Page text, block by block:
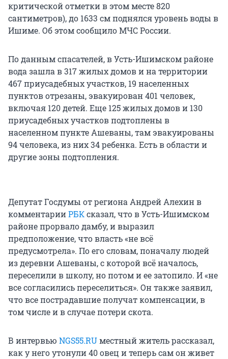
критической отметки в этом месте 820
сантиметров), до 1633 см поднялся уровень воды в
Ишиме. Об этом сообщило МЧС России.
По данным спасателей, в Усть-Ишимском районе
вода зашла в 317 жилых домов и на территории
467 приусадебных участков, 19 населенных
пунктов отрезаны, эвакуирован 401 человек,
включая 120 детей. Еще 125 жилых домов и 130
приусадебных участков подтоплены в
населенном пункте Ашеваны, там эвакуированы
94 человека, из них 34 ребенка. Есть в области и
другие зоны подтопления.
Депутат Госдумы от региона Андрей Алехин в
комментарииРБКсказал, что в Усть-Ишимском
районе прорвало дамбу, и выразил
предположение, что власть «не всё
предусмотрела». По его словам, поначалу людей
из деревни Ашеваны, с которой всё началось,
переселили в школу, но потом и ее затопило. И «не
все согласились переселиться». Он также заявил,
что все пострадавшие получат компенсации, в
том числе и в случае потери скота.
В интервью NGS55.RUместный житель рассказал,
как у него утонули 40 овец и теперь сам он живет